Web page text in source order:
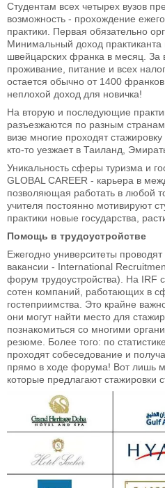
Студентам всех четырех вузов
возможность - прохождение
практики. Первая обязательно
Минимальный доход
швейцарских франка в месяц. За
проживание, питание и всех
остается обычно от 1400
неплохой доход для новичка!
На вторую и последующие
разъезжаются по разным
визе многие проходят
кто-то уезжает в Таиланд,
Уникальность сферы туризма и
GLOBAL CAREER - карьера в
позволяющая работать в любой
учителя постоянно мотивируют
практики новые государства,
Помощь в трудоустройстве
Ежегодно университеты
вакансии - International
форум трудоустройства). На IRF
сотен компаний, работающих в
гостеприимства. Это крайне
они могут найти место для
познакомиться со многими
резюме. Более того: по
проходят собеседование и
прямо в ходе форума! Вот лишь
которые предлагают стажировки